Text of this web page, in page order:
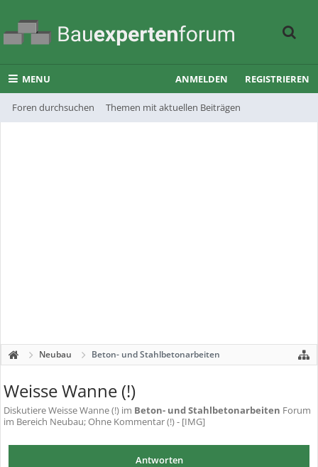
MENU
Foren durchsuchen Themen mit aktuellen Beiträgen
ANMELDEN REGISTRIEREN
Neubau Beton- und Stahlbetonarbeiten
Weisse Wanne (!)
DiskutiereWeisse Wanne (!) im Beton- und Stahlbetonarbeiten Forum
im Bereich Neubau; Ohne Kommentar (!) - [IMG]
Antworten